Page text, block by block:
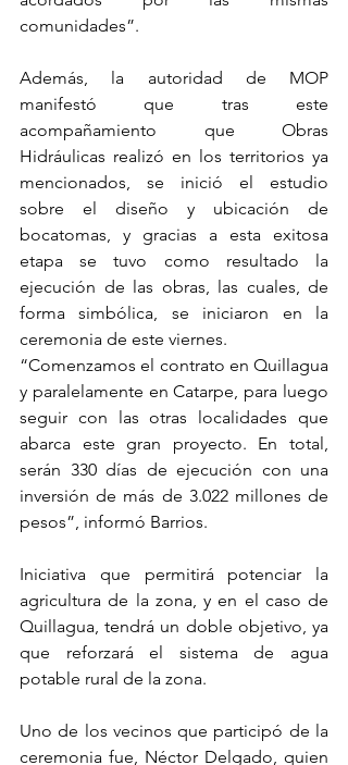
comunidades”.
Además, la autoridad de MOP
manifestó que tras este
acompañamiento que Obras
Hidráulicas realizó en los territorios ya
mencionados, se inició el estudio
sobre el diseño y ubicación de
bocatomas, y gracias a esta exitosa
etapa se tuvo como resultado la
ejecución de las obras, las cuales, de
forma simbólica, se iniciaron en la
ceremonia de este viernes.
“Comenzamos el contrato en Quillagua
y paralelamente en Catarpe, para luego
seguir con las otras localidades que
abarca este gran proyecto. En total,
serán 330 días de ejecución con una
inversión de más de 3.022 millones de
pesos”, informó Barrios.
Iniciativa que permitirá potenciar la
agricultura de la zona, y en el caso de
Quillagua, tendrá un doble objetivo, ya
que reforzará el sistema de agua
potable rural de la zona.
Uno de los vecinos que participó de la
ceremonia fue, Néctor Delgado, quien